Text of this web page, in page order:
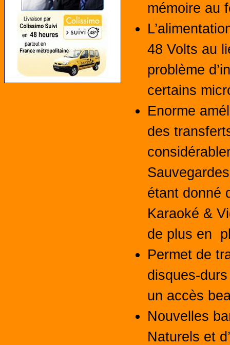
mémoire au
48 Volts au
problème
certains
Enorme
des
étant donné
Karaoké &
de plus en
Permet de
disques-
un accès
Nouvelles
Naturels et